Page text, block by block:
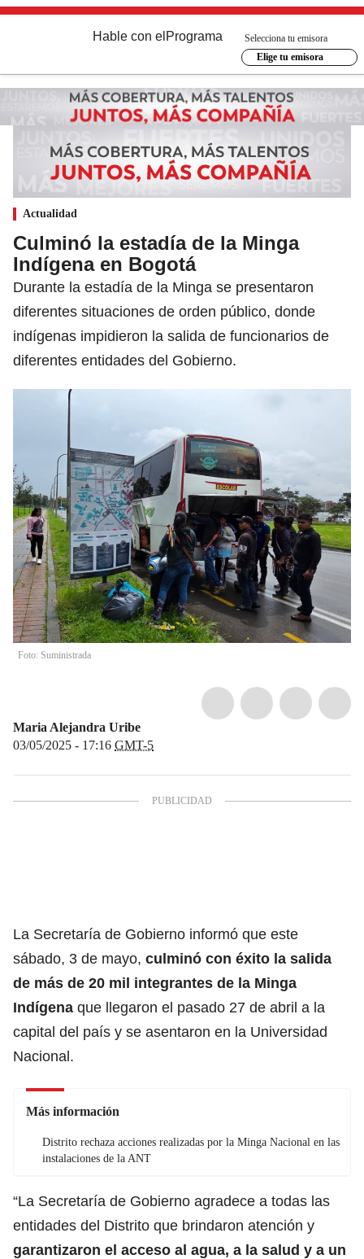
Hable con el Programa
Selecciona tu emisora
Elige tu emisora
Actualidad
Culminó la estadía de la Minga
Indígena en Bogotá
Durante la estadía de la Minga se presentaron
diferentes situaciones de orden público, donde
indígenas impidieron la salida de funcionarios de
diferentes entidades del Gobierno.
Foto: Suministrada
Maria Alejandra Uribe
03/05/2025 - 17:16 GMT-5
La Secretaría de Gobierno informó que este
sábado, 3 de mayo, culminó con éxito la salida
de más de 20 mil integrantes de la Minga
Indígena que llegaron el pasado 27 de abril a la
capital del país y se asentaron en la Universidad
Nacional.
Más información
Distrito rechaza acciones realizadas por la Minga Nacional en las
instalaciones de la ANT
“La Secretaría de Gobierno agradece a todas las
entidades del Distrito que brindaron atención y
garantizaron el acceso al agua, a la salud y a un